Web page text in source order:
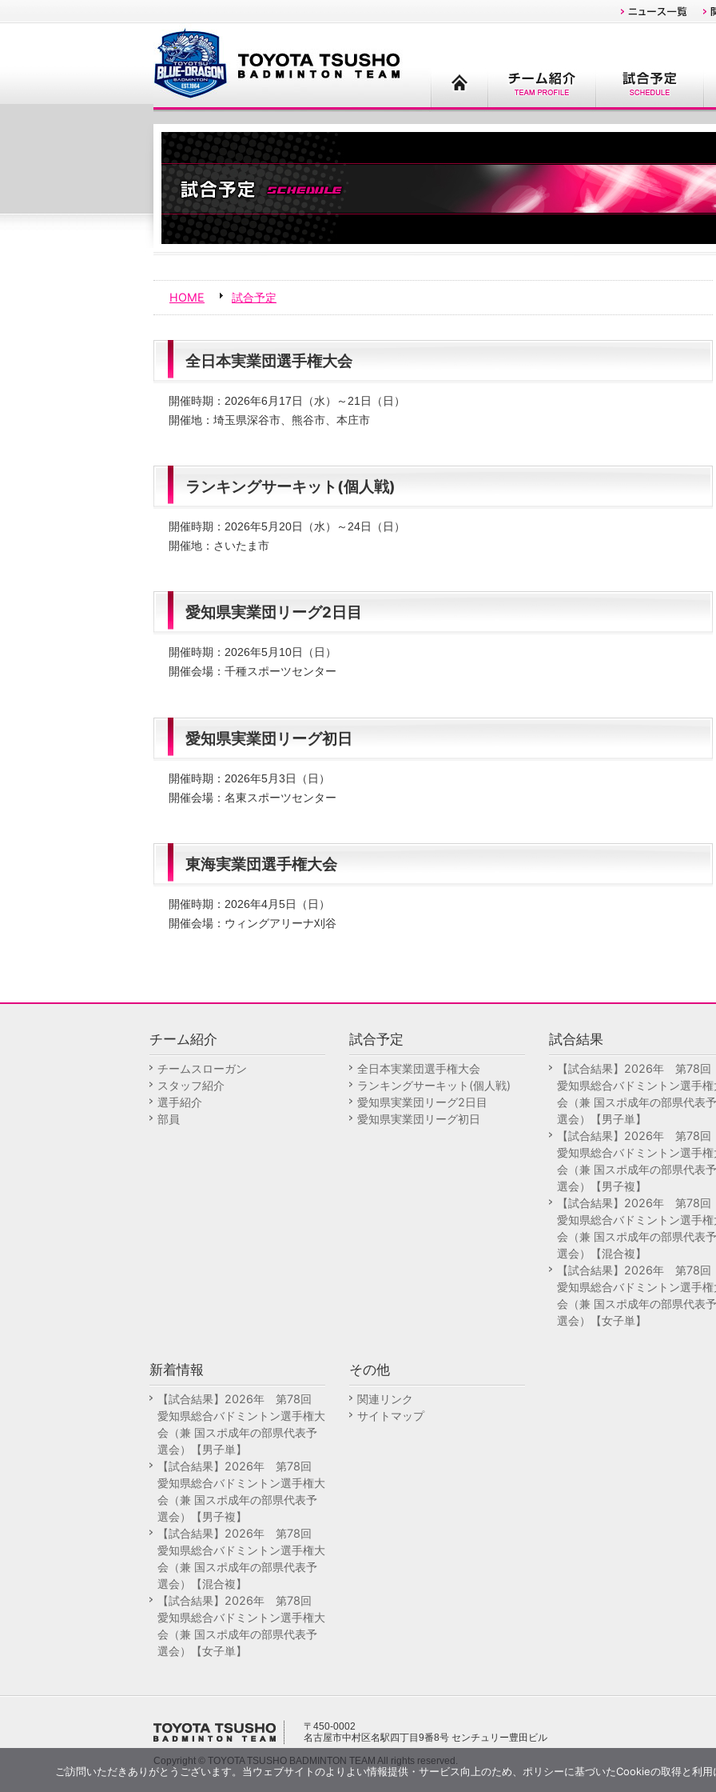
HOME 試合予定
全日本実業団選手権大会
開催時期：2026年6月17日（水）～21日（日）
開催地：埼玉県深谷市、熊谷市、本庄市
ランキングサーキット(個人戦)
開催時期：2026年5月20日（水）～24日（日）
開催地：さいたま市
愛知県実業団リーグ2日目
開催時期：2026年5月10日（日）
開催会場：千種スポーツセンター
愛知県実業団リーグ初日
開催時期：2026年5月3日（日）
開催会場：名東スポーツセンター
東海実業団選手権大会
開催時期：2026年4月5日（日）
開催会場：ウィングアリーナ刈谷
チーム紹介
チームスローガン
スタッフ紹介
選手紹介
部員
試合予定
全日本実業団選手権大会
ランキングサーキット(個人戦)
愛知県実業団リーグ2日目
愛知県実業団リーグ初日
試合結果
【試合結果】2026年 第78回
愛知県総合バドミントン選手権
会（兼 国スポ成年の部県代表予
選会）【男子単】
【試合結果】2026年 第78回
愛知県総合バドミントン選手権
会（兼 国スポ成年の部県代表予
選会）【男子複】
【試合結果】2026年 第78回
愛知県総合バドミントン選手権
会（兼 国スポ成年の部県代表予
選会）【混合複】
【試合結果】2026年 第78回
愛知県総合バドミントン選手権
会（兼 国スポ成年の部県代表予
選会）【女子単】
新着情報
【試合結果】2026年 第78回
愛知県総合バドミントン選手権大
会（兼 国スポ成年の部県代表予
選会）【男子単】
【試合結果】2026年 第78回
愛知県総合バドミントン選手権大
会（兼 国スポ成年の部県代表予
選会）【男子複】
【試合結果】2026年 第78回
愛知県総合バドミントン選手権大
会（兼 国スポ成年の部県代表予
選会）【混合複】
【試合結果】2026年 第78回
愛知県総合バドミントン選手権大
会（兼 国スポ成年の部県代表予
選会）【女子単】
その他
関連リンク
サイトマップ
〒450-0002
名古屋市中村区名駅四丁目9番8号 センチュリー豊田ビル
Copyright © TOYOTA TSUSHO BADMINTON TEAM All rights reserved.
ご訪問いただきありがとうございます。当ウェブサイトのよりよい情報提供・サービス向上のため、ポリシーに基づいたCookieの取得と利用